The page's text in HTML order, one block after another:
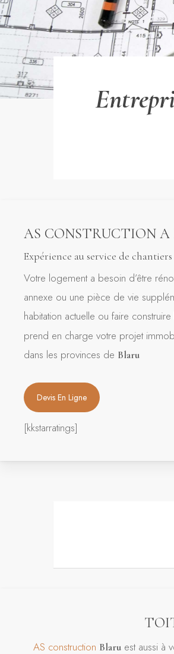
AS CONSTRUCTION A
Expérience au service de
Votre logement a besoin d’être
annexe ou une pièce de vie
habitation actuelle ou faire
prend en charge votre projet
dans les provinces de Blaru
Devis En Ligne
[kkstarratings]
AS construction Blaruest aussi à